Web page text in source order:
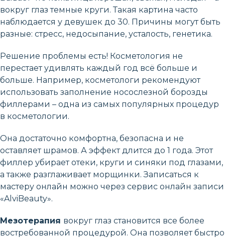
вокруг глаз темные круги. Такая картина часто
наблюдается у девушек до 30. Причины могут быть
разные: стресс, недосыпание, усталость, генетика.
Решение проблемы есть! Косметология не
перестает удивлять каждый год всё больше и
больше. Например, косметологи рекомендуют
использовать заполнение носослезной борозды
филлерами – одна из самых популярных процедур
в косметологии.
Она достаточно комфортна, безопасна и не
оставляет шрамов. А эффект длится до 1 года. Этот
филлер убирает отеки, круги и синяки под глазами,
а также разглаживает морщинки. Записаться к
мастеру онлайн можно через сервис онлайн записи
«AlviBeauty».
Мезотерапия вокруг глаз становится все более
востребованной процедурой. Она позволяет быстро